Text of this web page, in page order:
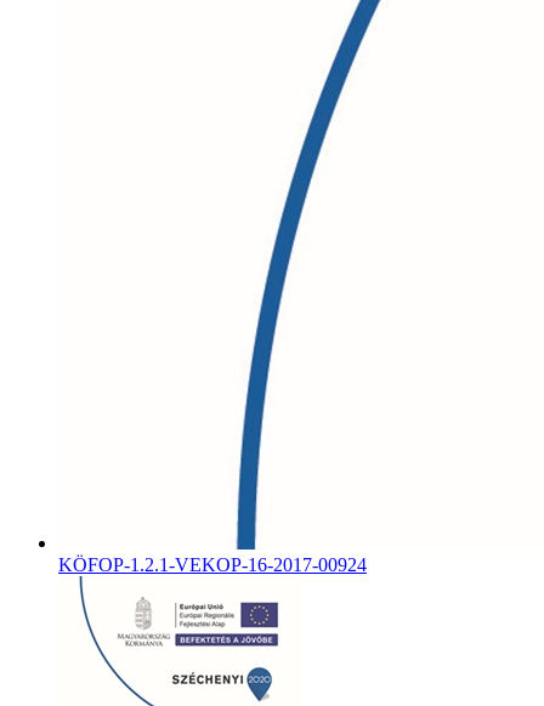
KÖFOP-1.2.1-VEKOP-16-2017-00924